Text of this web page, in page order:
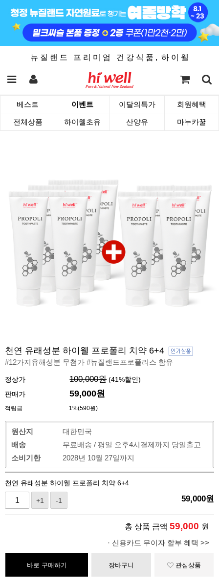
뉴 질 랜 드 프 리 미 엄 건 강 식 품 , 하 이 웰
베스트 이벤트 이달의특가 회원혜택
전체상품 하이웰초유 산양유 마누카꿀
천연 유래성분 하이웰 프로폴리 치약 6+4
#12가지유해성분 무첨가 #뉴질랜드프로폴리스 함유
정상가 100,000원 (41%할인)
판매가
59,000원
적립금 1%(590원)
원산지
대한민국
배송
무료배송 / 평일 오후4시결제까지 당일출고
소비기한
2028년 10월 27일까지
천연 유래성분 하이웰 프로폴리 치약 6+4
+1 -1 59,000원
총 상품 금액 59,000 원
· 신용카드 무이자 할부 혜택 >>
바로 구매하기 장바구니 관심상품